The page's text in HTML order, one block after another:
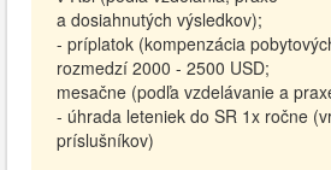
a dosiahnutých výsledkov);
- príplatok (kompenzácia
rozmedzí 2000 - 2500 USD;
mesačne (podľa vzdelávanie a
- úhrada leteniek do SR 1x ročne
príslušníkov)